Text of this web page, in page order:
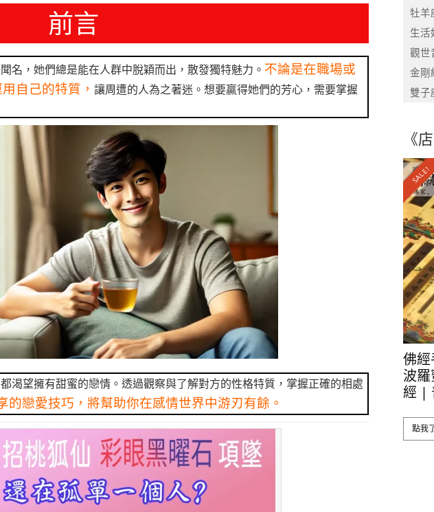
前言
名，她們總是能在人群中脫穎而出，散發獨特魅力。 不論是在職場或
自己的特質， 讓周遭的人為之著迷。想要贏得她們的芳心，需要掌握
渴望擁有甜蜜的戀情。透過觀察與了解對方的性格特質，掌握正確的相處
的戀愛技巧，將幫助你在感情世界中游刃有餘。
牡羊
生活
觀世
金剛
雙子
《
SALE!
佛
波
經 |
點我